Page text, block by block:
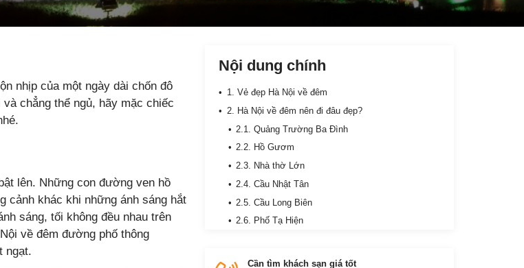
nhịp của một ngày dài chốn đô
chẳng thể ngủ, hãy mặc chiếc
lên. Những con đường ven hồ
cảnh khác khi những ánh sáng hắt
sáng, tối không đều nhau trên
về đêm đường phố thông
ngạt.
Nội dung chính
1. Vẻ đẹp Hà Nội về đêm
2. Hà Nội về đêm nên đi đâu đẹp?
2.1. Quảng Trường Ba Đình
2.2. Hồ Gươm
2.3. Nhà thờ Lớn
2.4. Cầu Nhật Tân
2.5. Cầu Long Biên
2.6. Phố Tạ Hiện
3.1. Cháo sườn sụn chợ Đồng Xuân
Cần tìm khách sạn giá tốt